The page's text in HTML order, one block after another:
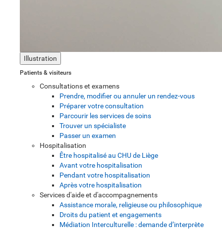
Illustration
Patients & visiteurs
Consultations et examens
Prendre, modifier ou annuler un rendez-vous
Préparer votre consultation
Parcourir les services de soins
Trouver un spécialiste
Passer un examen
Hospitalisation
Être hospitalisé au CHU de Liège
Avant votre hospitalisation
Pendant votre hospitalisation
Après votre hospitalisation
Services d'aide et d'accompagnements
Assistance morale, religieuse ou philosophique
Droits du patient et engagements
Médiation Interculturelle : demande d’interprète